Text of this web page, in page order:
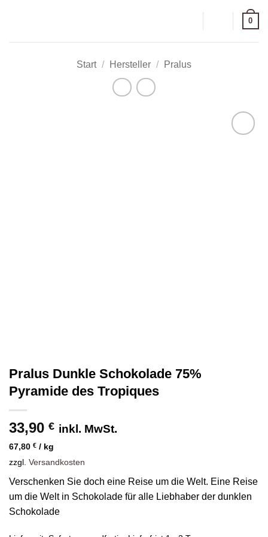
0
Start / Hersteller / Pralus
Pralus Dunkle Schokolade 75%
Pyramide des Tropiques
33,90 € inkl. MwSt.
67,80 € / kg
zzgl. Versandkosten
Verschenken Sie doch eine Reise um die Welt. Eine Reise
um die Welt in Schokolade für alle Liebhaber der dunklen
Schokolade